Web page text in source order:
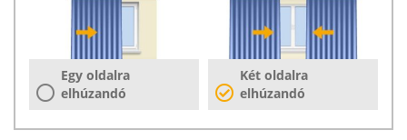
Egy oldalra
elhúzandó
Két oldalra
elhúzandó